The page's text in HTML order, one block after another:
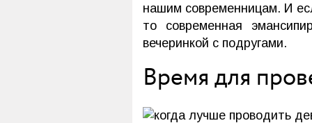
нашим современницам. И
то современная
вечеринкой с подругами.
Время для